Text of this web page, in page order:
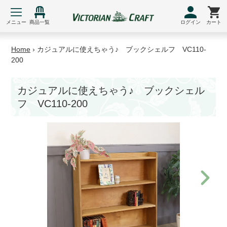
メニュー 商品一覧 ログイン カート
Home › カジュアルに使えちゃう♪ ブックシェルフ VC110-
200
カジュアルに使えちゃう♪ ブックシェル
フ VC110-200